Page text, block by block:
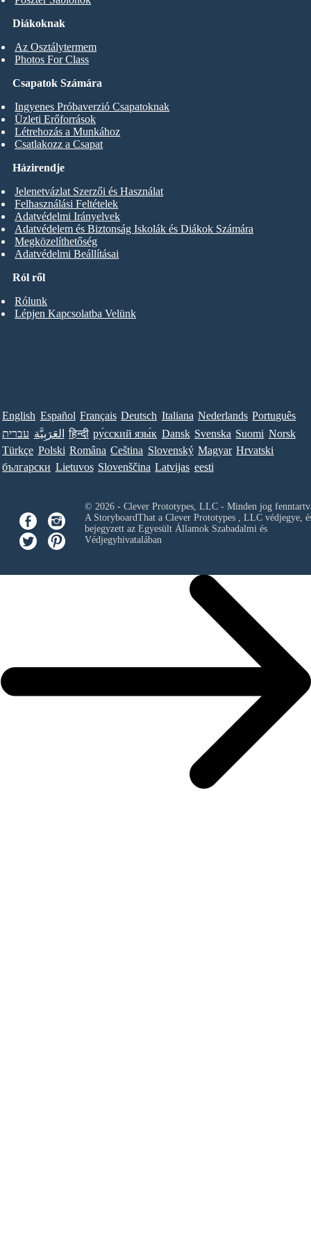
Diákoknak
Az Osztálytermem
Photos For Class
Csapatok Számára
Ingyenes Próbaverzió Csapatoknak
Üzleti Erőforrások
Létrehozás a Munkához
Csatlakozz a Csapat
Ról ről
Rólunk
Lépjen Kapcsolatba Velünk
Házirendje
Jelenetvázlat Szerzői és Használat
Felhasználási Feltételek
Adatvédelmi Irányelvek
Adatvédelem és Biztonság Iskolák és Diákok Számára
Megközelíthetőség
Adatvédelmi Beállításai
English Español Français Deutsch Italiana Nederlands Português
עברית العَرَبِيَّة हिन्दी ру́сский язы́к Dansk Svenska Suomi Norsk
Türkçe Polski Româna Ceština Slovenský Magyar Hrvatski
български Lietuvos Slovenščina Latvijas eesti
© 2026 - Clever Prototypes, LLC - Minden jog
A StoryboardThat a Clever Prototypes , LLCvédjegye,
bejegyzett az Egyesült Államok Szabadalmi és
Védjegyhivatalában